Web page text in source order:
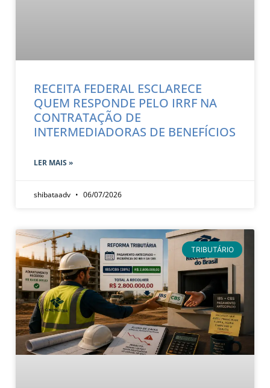
RECEITA FEDERAL ESCLARECE
QUEM RESPONDE PELO IRRF NA
CONTRATAÇÃO DE
INTERMEDIADORAS DE BENEFÍCIOS
LER MAIS »
shibataadv 06/07/2026
TRIBUTÁRIO